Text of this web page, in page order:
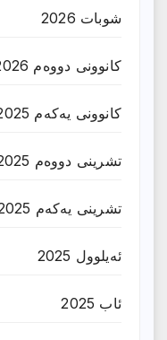
شوبات 2026
کانوونی دووەم 2026
کانوونی یەکەم 2025
تشرینی دووەم 2025
تشرینی یەکەم 2025
ئەیلوول 2025
ئاب 2025